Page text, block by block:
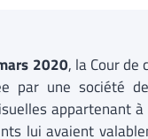
2020, la Cour
par une société
appartenant
lui avaient